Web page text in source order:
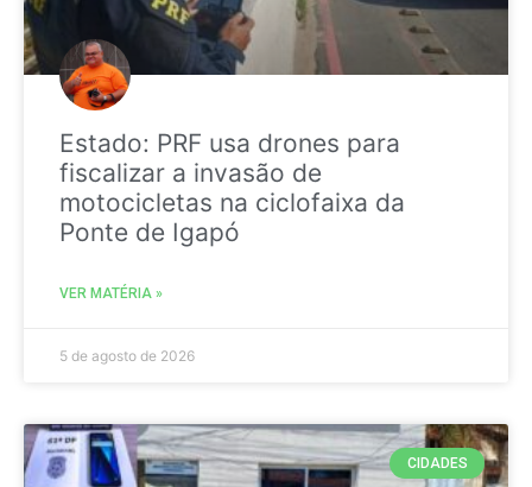
Estado: PRF usa drones para
fiscalizar a invasão de
motocicletas na ciclofaixa da
Ponte de Igapó
VER MATÉRIA »
5 de agosto de 2026
CIDADES